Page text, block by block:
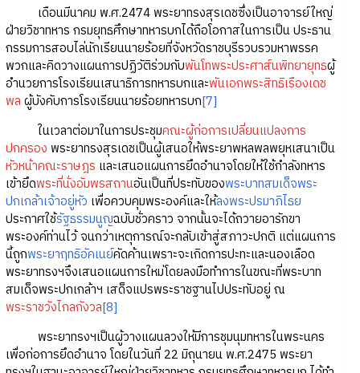
เดือนมีนาคม พ.ศ.2474 พระยาทรงสุรเดชซึ่งเป็นอาจารย์ใหญ่
ฝ่ายวิชาทหาร กรมยุทธศึกษาทหารบกได้ถือโอกาสในการเป็น ประธาน
กรรมการสอบไล่นักเรียนนายร้อยที่จังหวัดราชบุรีรวบรวมหาพรรค
พวกและคิดวางแผนการปฏิวัติร่วมกับพันโทพระประศาส์นพิทยายุทธผู้
อำนวยการโรงเรียนเสนาธิการทหารบกและพันเอกพระสิทธิเรืองเดช
พล ผู้บังคับการโรงเรียนนายร้อยทหารบก[7]
ในเวลาต่อมาในการประชุมคณะผู้ก่อการเปลี่ยนแปลงการ
ปกครอง พระยาทรงสุรเดชเป็นผู้เสนอให้พระยาพหลพลพยุหเสนาเป็น
หัวหน้าคณะราษฎร และเสนอแผนการยึดอำนาจโดยให้ใช้กำลังทหาร
เข้ายึดพระที่นั่งอัมพรสถานอันเป็นที่ประทับของพระบาทสมเด็จพระ
ปกเกล้าเจ้าอยู่หัว เพื่อควบคุมพระองค์และให้ลงพระปรมาภิไธย
ประกาศใช้รัฐธรรมนูญฉบับชั่วคราว จากนั้นจะได้ถวายอารักขา
พระองค์ท่านไว้ จนกว่าเหตุการณ์จะกลับเข้าสู่สภาวะปกติ แต่แผนการ
นี้ถูกพระยาฤทธิอัคเนย์คัดค้านเพราะจะเกิดการปะทะและนองเลือด
พระยาทรงฯจึงเสนอแผนการใหม่โดยลงมือทำการในขณะที่พระบาท
สมเด็จพระปกเกล้าฯ เสด็จแปรพระราชฐานไปประทับอยู่ ณ
พระราชวังไกลกังวล[8]
พระยาทรงฯเป็นผู้วางแผนลวงให้มีการชุมนุมทหารในพระนคร
เพื่อก่อการยึดอำนาจ โดยในวันที่ 22 มิถุนายน พ.ศ.2475 พระยา